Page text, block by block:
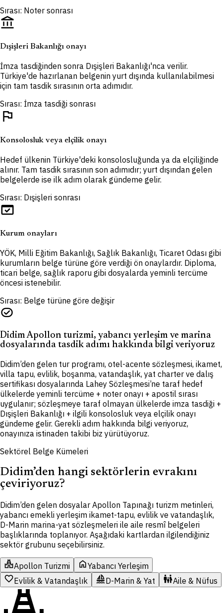
Sırası: Noter sonrası
account_balance
Dışişleri Bakanlığı onayı
İmza tasdiğinden sonra Dışişleri Bakanlığı'nca verilir.
Türkiye'de hazırlanan belgenin yurt dışında kullanılabilmesi
için tam tasdik sırasının orta adımıdır.
Sırası: İmza tasdiği sonrası
flag
Konsolosluk veya elçilik onayı
Hedef ülkenin Türkiye'deki konsolosluğunda ya da elçiliğinde
alınır. Tam tasdik sırasının son adımıdır; yurt dışından gelen
belgelerde ise ilk adım olarak gündeme gelir.
Sırası: Dışişleri sonrası
domain_verification
Kurum onayları
YÖK, Milli Eğitim Bakanlığı, Sağlık Bakanlığı, Ticaret Odası gibi
kurumların belge türüne göre verdiği ön onaylardır. Diploma,
ticari belge, sağlık raporu gibi dosyalarda yeminli tercüme
öncesi istenebilir.
Sırası: Belge türüne göre değişir
task_alt
Didim Apollon turizmi, yabancı yerleşim ve marina
dosyalarında tasdik adımı hakkında bilgi veriyoruz
Didim’den gelen tur programı, otel-acente sözleşmesi, ikamet,
villa tapu, evlilik, boşanma, vatandaşlık, yat charter ve dalış
sertifikası dosyalarında Lahey Sözleşmesi’ne taraf hedef
ülkelerde yeminli tercüme + noter onayı + apostil sırası
uygulanır; sözleşmeye taraf olmayan ülkelerde imza tasdiği +
Dışişleri Bakanlığı + ilgili konsolosluk veya elçilik onayı
gündeme gelir. Gerekli adım hakkında bilgi veriyoruz,
onayınıza istinaden takibi biz yürütüyoruz.
Sektörel Belge Kümeleri
Didim’den hangi sektörlerin evrakını
çeviriyoruz?
Didim’den gelen dosyalar Apollon Tapınağı turizm metinleri,
yabancı emekli yerleşim ikamet-tapu, evlilik ve vatandaşlık,
D-Marin marina-yat sözleşmeleri ile aile resmî belgeleri
başlıklarında toplanıyor. Aşağıdaki kartlardan ilgilendiğiniz
sektör grubunu seçebilirsiniz.
temple_hinduApollon Turizmi homeYabancı Yerleşim
favoriteEvlilik & Vatandaşlık sailingD-Marin & Yat family_restroomAile & Nüfus